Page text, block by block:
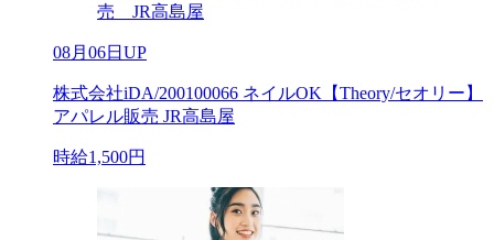
売 JR高島屋
08月06日UP
株式会社iDA/200100066 ネイルOK【Theory/セオリー】
アパレル販売 JR高島屋
時給1,500円